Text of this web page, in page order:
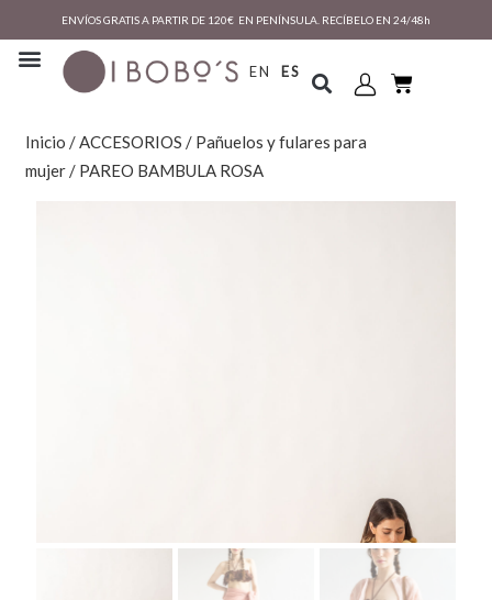
ENVÍOS GRATIS A PARTIR DE 120€ EN PENÍNSULA. RECÍBELO EN 24/48h
EN ES
Inicio /ACCESORIOS / Pañuelos y fulares para
mujer/ PAREO BAMBULA ROSA